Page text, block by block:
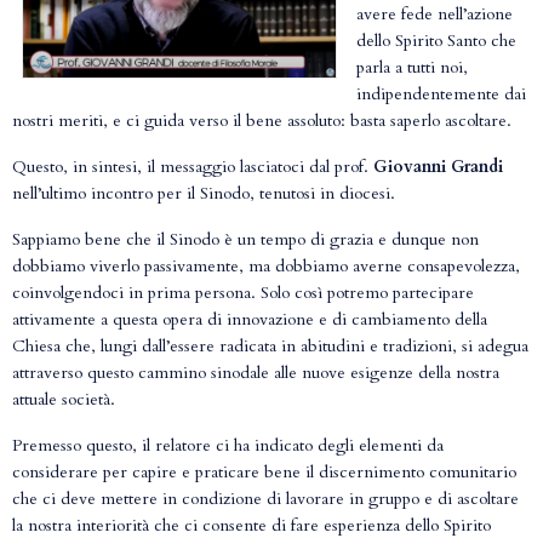
avere fede nell’azione
dello Spirito Santo che
parla a tutti noi,
indipendentemente dai
nostri meriti, e ci guida verso il bene assoluto: basta saperlo ascoltare.
Questo, in sintesi, il messaggio lasciatoci dal prof. Giovanni Grandi
nell’ultimo incontro per il Sinodo, tenutosi in diocesi.
Sappiamo bene che il Sinodo è un tempo di grazia e dunque non
dobbiamo viverlo passivamente, ma dobbiamo averne consapevolezza,
coinvolgendoci in prima persona. Solo così potremo partecipare
attivamente a questa opera di innovazione e di cambiamento della
Chiesa che, lungi dall’essere radicata in abitudini e tradizioni, si adegua
attraverso questo cammino sinodale alle nuove esigenze della nostra
attuale società.
Premesso questo, il relatore ci ha indicato degli elementi da
considerare per capire e praticare bene il discernimento comunitario
che ci deve mettere in condizione di lavorare in gruppo e di ascoltare
la nostra interiorità che ci consente di fare esperienza dello Spirito